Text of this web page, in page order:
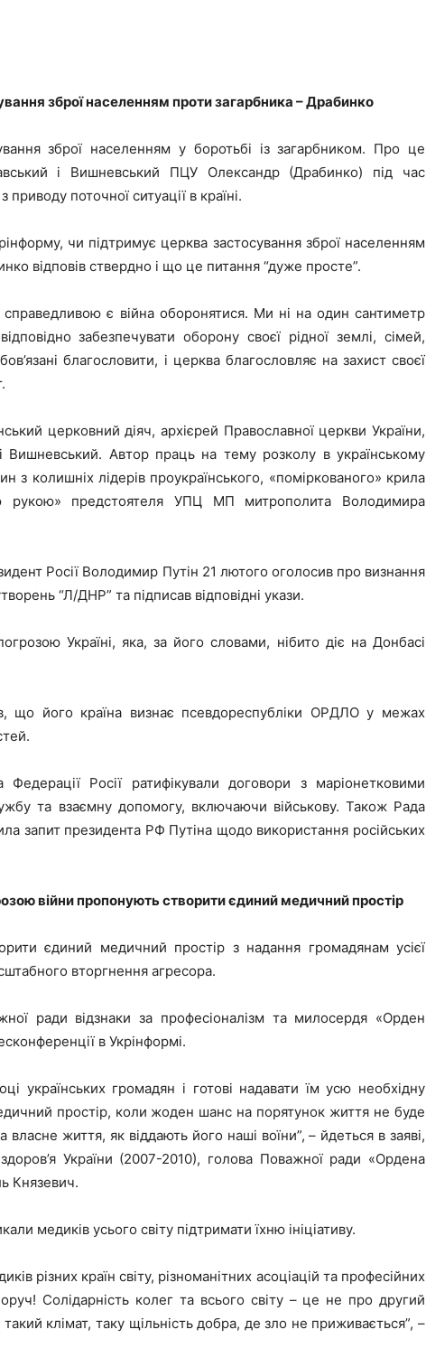
зброї населенням проти загарбника – Драбинко
зброї населенням у боротьбі із загарбником. Про це
і Вишневський ПЦУ Олександр (Драбинко) під час
поточної ситуації в країні.
чи підтримує церква застосування зброї населенням
відповів ствердно і що це питання “дуже просте”.
є війна оборонятися. Ми ні на один сантиметр
забезпечувати оборону своєї рідної землі, сімей,
благословити, і церква благословляє на захист своєї
церковний діяч, архієрей Православної церкви України,
Вишневський. Автор праць на тему розколу в українському
з колишніх лідерів проукраїнського, «поміркованого» крила
предстоятеля УПЦ МП митрополита Володимира
Росії Володимир Путін 21 лютого оголосив про визнання
“Л/ДНР” та підписав відповідні укази.
Україні, яка, за його словами, нібито діє на Донбасі
що його країна визнає псевдореспубліки ОРДЛО у межах
Росії ратифікували договори з маріонетковими
та взаємну допомогу, включаючи військову. Також Рада
запит президента РФ Путіна щодо використання російських
війни пропонують створити єдиний медичний простір
єдиний медичний простір з надання громадянам усієї
вторгнення агресора.
ради відзнаки за професіоналізм та милосердя «Орден
в Укрінформі.
українських громадян і готові надавати їм усю необхідну
простір, коли жоден шанс на порятунок життя не буде
власне життя, як віддають його наші воїни”, – йдеться в заяві,
України (2007-2010), голова Поважної ради «Ордена
Князевич.
медиків усього світу підтримати їхню ініціативу.
різних країн світу, різноманітних асоціацій та професійних
Солідарність колег та всього світу – це не про другий
клімат, таку щільність добра, де зло не приживається”, –